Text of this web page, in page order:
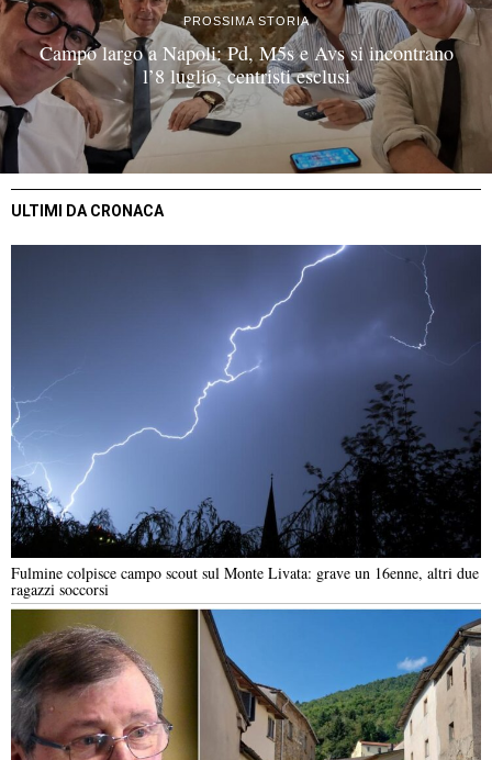
PROSSIMA STORIA
Campo largo a Napoli: Pd, M5s e Avs si incontrano
l’8 luglio, centristi esclusi
ULTIMI DA CRONACA
Fulmine colpisce campo scout sul Monte Livata: grave un 16enne, altri due
ragazzi soccorsi